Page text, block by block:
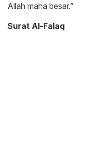
Allah maha besar.”
Surat Al-Falaq